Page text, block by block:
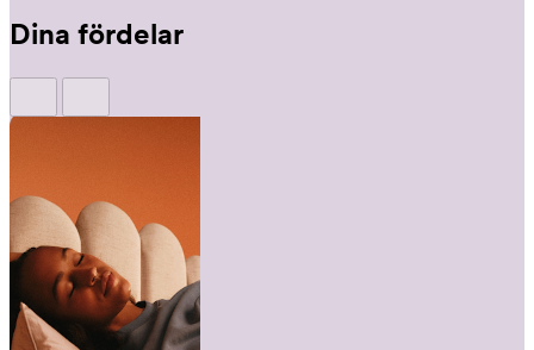
Dina fördelar